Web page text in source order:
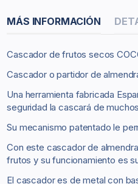
MÁS INFORMACIÓN
Cascador de frutos secos
Cascador o partidor de
Una herramienta fabricada
seguridad la cascará de
Su mecanismo patentado le
Con este cascador de
frutos y su funcionamiento es
El cascador es de metal con